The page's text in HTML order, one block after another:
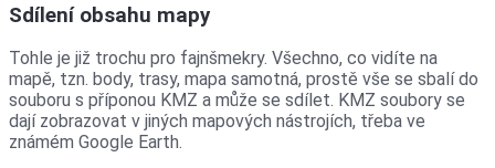
Sdílení obsahu mapy
Tohle je již trochu pro fajnšmekry. Všechno, co vidíte na
mapě, tzn. body, trasy, mapa samotná, prostě vše se sbalí do
souboru s příponou KMZ a může se sdílet. KMZ soubory se
dají zobrazovat v jiných mapových nástrojích, třeba ve
známém Google Earth.